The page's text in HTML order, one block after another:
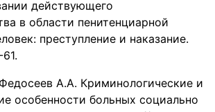
действующего
в области пенитенциарной
преступление и наказание.
А.А. Криминологические и
особенности больных социально